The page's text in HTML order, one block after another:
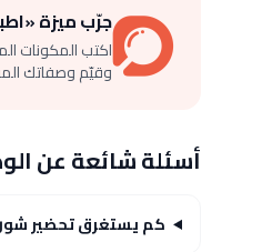
جرّب ميزة
اكتب المكونات
وقيّم وصفاتك
أسئلة شائعة عن
كم يستغرق تحضير